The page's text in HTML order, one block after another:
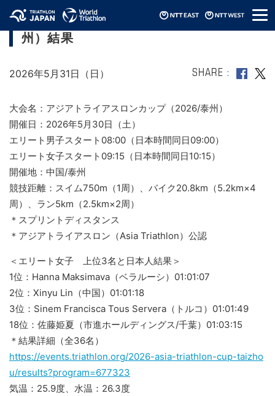
メ
ニ
アジアトライアスロンカップ（2026/泰
州）結果
2026年5月31日（日） SHARE
大会名：アジアトライアスロンカップ（2026/泰州）
開催日：2026年5月30日（土）
エリート男子スタート08:00（日本時間同日09:00）
エリート女子スタート09:15（日本時間同日10:15）
開催地：中国/泰州
競技距離：スイム750m（1周）、バイク20.8km（5.2km×4
周）、ラン5km（2.5km×2周）
＊スプリントディスタンス
＊アジアトライアスロン（Asia Triathlon）公認
＜エリート女子 上位3名と日本人結果＞
1位：Hanna Maksimava（ベラルーシ）01:01:07
2位：Xinyu Lin（中国）01:01:18
3位：Sinem Francisca Tous Servera（トルコ）01:01:49
18位：佐藤姫夏（市進ホールディングス/千葉）01:03:15
＊結果詳細（全36名）
https://events.triathlon.org/2026-asia-triathlon-cup-taizho
u/results?program=677323
気温：25.9度、水温：26.3度